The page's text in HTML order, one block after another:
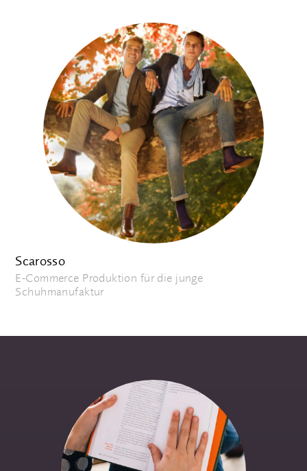
Scarosso
E-Commerce Produktion für die junge
Schuhmanufaktur
Wir gestalten auch im